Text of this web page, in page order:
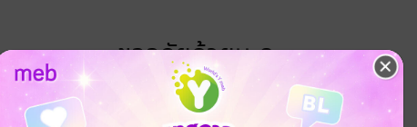
ขออภัยด้วยนะคะ
ไม่พบข้อมูลในหัวข้อที่คุณกำลังชมค่ะ